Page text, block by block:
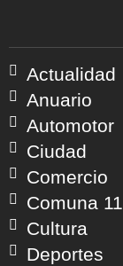
Actualidad
Anuario
Automotor
Ciudad
Comercio
Comuna 11
Cultura
Deportes